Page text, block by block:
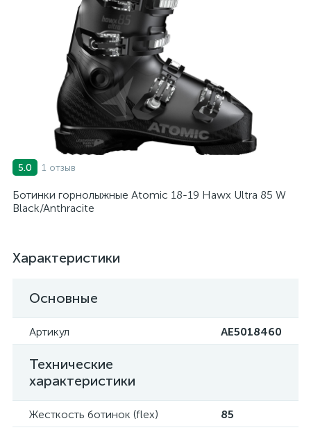
5.0 1 отзыв
Ботинки горнолыжные Atomic 18-19 Hawx Ultra 85 W
Black/Anthracite
Характеристики
Основные
Артикул AE5018460
Технические
характеристики
Жесткость ботинок (flex)
85